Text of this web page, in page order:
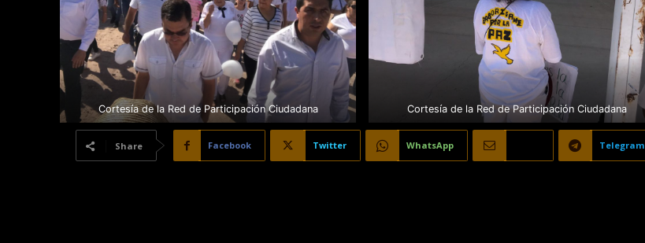
Cortesía de la Red de Participación Ciudadana Cortesía de la Red de Participación Ciudadana
Share Facebook Twitter WhatsApp Telegram